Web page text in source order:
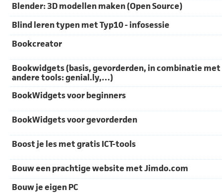
Blender: 3D modellen maken (Open Source)
Blind leren typen met Typ10 - infosessie
Bookcreator
Bookwidgets (basis, gevorderden, in combinatie met
andere tools: genial.ly,…)
BookWidgets voor beginners
BookWidgets voor gevorderden
Boost je les met gratis ICT-tools
Bouw een prachtige website met Jimdo.com
Bouw je eigen PC